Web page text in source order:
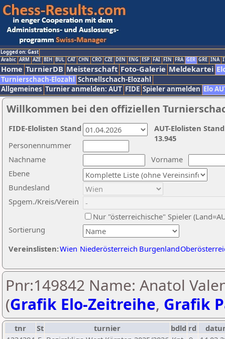
Logged on: Gast
Arabic ARM AZE BIH BUL CAT CHN CRO CZE DEN ENG ESP FAI FIN FRA GER GRE INA
Home TurnierDB Meisterschaft Foto-Galerie Meldekartei
Turnierschach-Elozahl Schnellschach-Elozahl
Allgemeines Turnier anmelden: AUT FIDE Spieler anmelden Elo
Willkommen bei den offiziellen
Nachname
Vorname
Ebene
Sortierung
Personennummer
Bundesland
Spgem./Kreis/Verein
Nur "österreichische" Spieler
Vereinslisten:Wien Niederösterreich Burgenland
AUT-Elolisten
13.945
FIDE-Elolisten Stand
Pnr:149842 Name: Anatol
(Grafik Elo-Zeitreihe, Grafik
tnr St turnier bdld rd